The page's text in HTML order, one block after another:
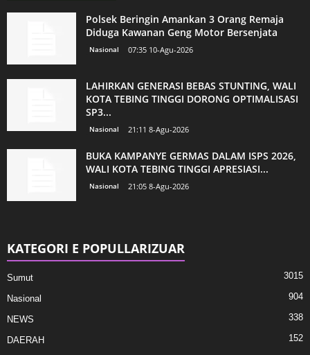
Polsek Beringin Amankan 3 Orang Remaja
Diduga Kawanan Geng Motor Bersenjata
Nasional 07:35 10-Agu-2026
LAHIRKAN GENERASI BEBAS STUNTING, WALI
KOTA TEBING TINGGI DORONG OPTIMALISASI
SP3...
Nasional 21:11 8-Agu-2026
BUKA KAMPANYE GERMAS DALAM ISPS 2026,
WALI KOTA TEBING TINGGI APRESIASI...
Nasional 21:05 8-Agu-2026
KATEGORI E POPULLARIZUAR
Sumut 3015
Nasional 904
NEWS 338
DAERAH
152